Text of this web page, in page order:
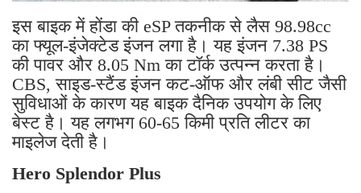
इस बाइक में होंडा की eSP ​​तकनीक से लैस 98.98cc
का फ्यूल-इंजेक्टेड इंजन लगा है। यह इंजन 7.38 PS
की पावर और 8.05 Nm का टॉर्क उत्पन्न करता है।
CBS, साइड-स्टैंड इंजन कट-ऑफ और लंबी सीट जैसी
सुविधाओं के कारण यह बाइक दैनिक उपयोग के लिए
बेस्ट है। यह लगभग 60-65 किमी प्रति लीटर का
माइलेज देती है।
Hero Splendor Plus